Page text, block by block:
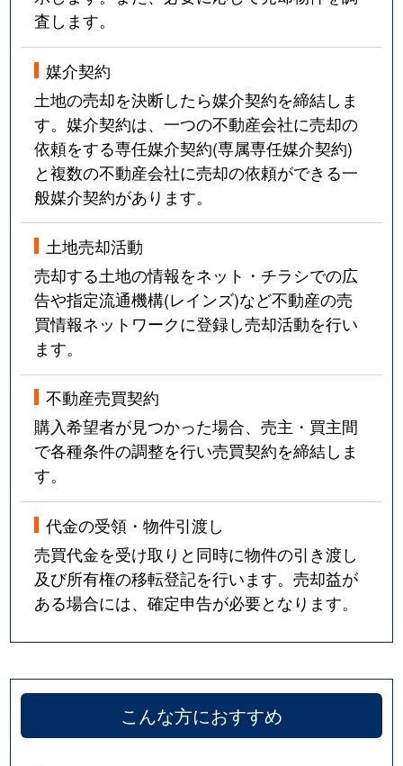
査します。
媒介契約
土地の売却を決断したら媒介契約を締結しま
す。媒介契約は、一つの不動産会社に売却の
依頼をする専任媒介契約(専属専任媒介契約)
と複数の不動産会社に売却の依頼ができる一
般媒介契約があります。
土地売却活動
売却する土地の情報をネット・チラシでの広
告や指定流通機構(レインズ)など不動産の売
買情報ネットワークに登録し売却活動を行い
ます。
不動産売買契約
購入希望者が見つかった場合、売主・買主間
で各種条件の調整を行い売買契約を締結しま
す。
代金の受領・物件引渡し
売買代金を受け取りと同時に物件の引き渡し
及び所有権の移転登記を行います。売却益が
ある場合には、確定申告が必要となります。
こんな方におすすめ